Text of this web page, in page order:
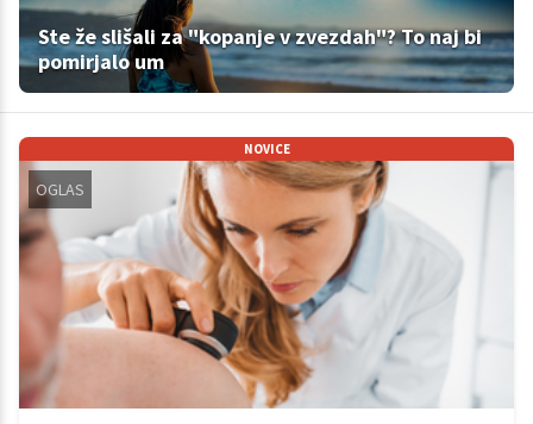
Ste že slišali za "kopanje v zvezdah"? To naj bi
pomirjalo um
NOVICE
OGLAS